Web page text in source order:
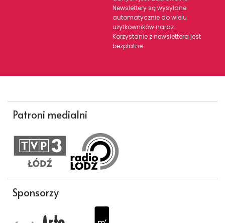
Newslettery są wysyłane
automatycznie do wielu
użytkowników naraz.
Korzystanie z newslettera jest
bezpłatne.
Patroni medialni
Sponsorzy